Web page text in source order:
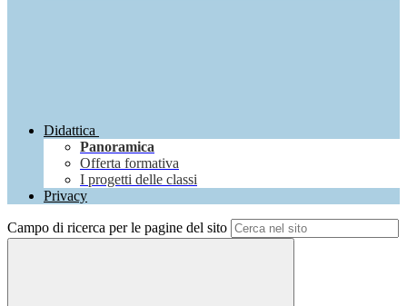
Didattica
Panoramica
Offerta formativa
I progetti delle classi
Privacy
Campo di ricerca per le pagine del sito